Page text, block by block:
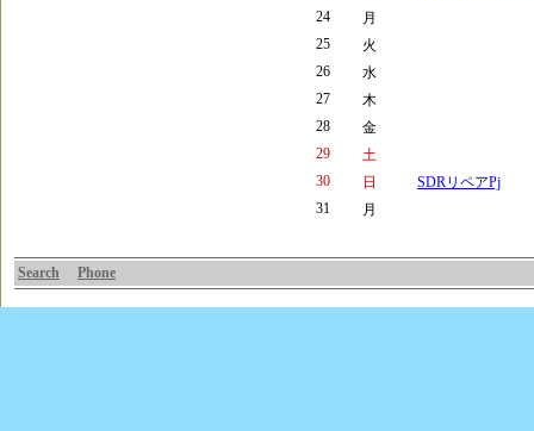
24
月
25
火
26
水
27
木
28
金
29
土
30
日
SDRリペアPj
31
月
Search Phone